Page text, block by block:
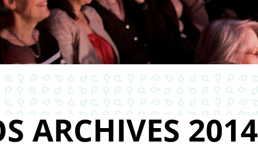
ARCHIVES 2014